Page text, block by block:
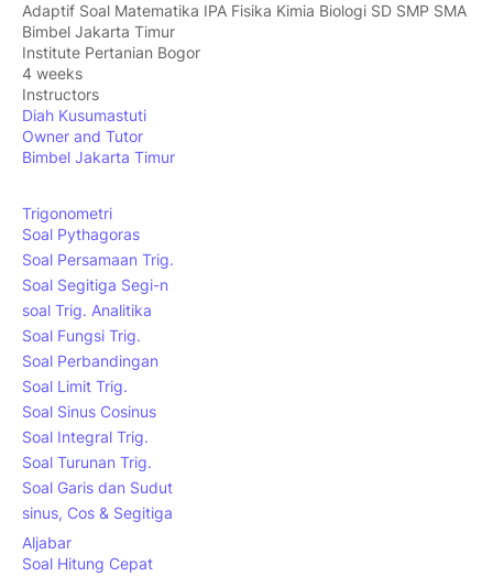
Adaptif Soal Matematika IPA Fisika Kimia Biologi SD SMP SMA
Bimbel Jakarta Timur
Institute Pertanian Bogor
4 weeks
Instructors
Diah Kusumastuti
Owner and Tutor
Bimbel Jakarta Timur
Trigonometri
Soal Pythagoras
Soal Persamaan Trig.
Soal Segitiga Segi-n
soal Trig. Analitika
Soal Fungsi Trig.
Soal Perbandingan
Soal Limit Trig.
Soal Sinus Cosinus
Soal Integral Trig.
Soal Turunan Trig.
Soal Garis dan Sudut
sinus, Cos & Segitiga
Aljabar
Soal Hitung Cepat